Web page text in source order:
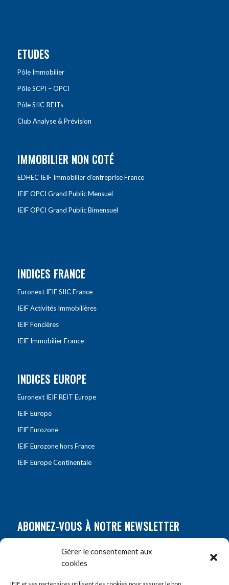
Gérer le consentement aux
cookies
ETUDES
Pôle Immobilier
Pôle SCPI – OPCI
Pôle SIIC-REITs
Club Analyse & Prévision
IMMOBILIER NON COTÉ
EDHEC IEIF Immobilier d’entreprise France
IEIF OPCI Grand Public Mensuel
IEIF OPCI Grand Public Bimensuel
INDICES FRANCE
Euronext IEIF SIIC France
IEIF Activités Immobilières
IEIF Foncières
IEIF Immobilier France
INDICES EUROPE
Euronext IEIF REIT Europe
IEIF Europe
IEIF Eurozone
IEIF Eurozone hors France
IEIF Europe Continentale
ABONNEZ-VOUS À NOTRE NEWSLETTER
Prénom*